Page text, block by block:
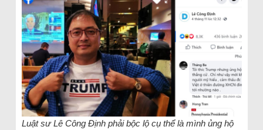
Luật sư Lê Công Định phải bộc lộ cụ thể là mình ủng hộ